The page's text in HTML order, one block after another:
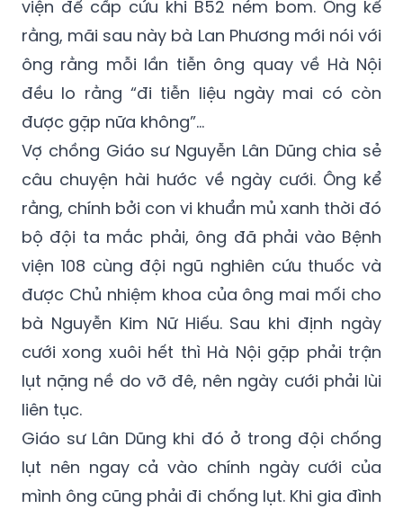
viện để cấp cứu khi B52 ném bom. Ông kể
rằng, mãi sau này bà Lan Phương mới nói với
ông rằng mỗi lần tiễn ông quay về Hà Nội
đều lo rằng “đi tiễn liệu ngày mai có còn
được gặp nữa không”...
Vợ chồng Giáo sư Nguyễn Lân Dũng chia sẻ
câu chuyện hài hước về ngày cưới. Ông kể
rằng, chính bởi con vi khuẩn mủ xanh thời đó
bộ đội ta mắc phải, ông đã phải vào Bệnh
viện 108 cùng đội ngũ nghiên cứu thuốc và
được Chủ nhiệm khoa của ông mai mối cho
bà Nguyễn Kim Nữ Hiếu. Sau khi định ngày
cưới xong xuôi hết thì Hà Nội gặp phải trận
lụt nặng nề do vỡ đê, nên ngày cưới phải lùi
liên tục.
Giáo sư Lân Dũng khi đó ở trong đội chống
lụt nên ngay cả vào chính ngày cưới của
mình ông cũng phải đi chống lụt. Khi gia đình